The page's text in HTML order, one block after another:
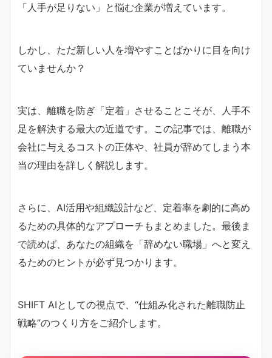
「人手が足りない」と悩む企業が増えています。
しかし、ただ新しい人を増やすことばかりに目を向け
ていませんか？
実は、離職を防ぎ「定着」させることこそが、人手不
足を解決する最大の近道です。この記事では、離職が
会社に与えるコストの正体や、社員が辞めてしまう本
当の理由を詳しく解説します。
さらに、AI活用や組織設計など、定着率を劇的に高め
るための具体的なアプローチもまとめました。最後ま
で読めば、あなたの組織を「辞めない職場」へと変え
るためのヒントが必ず見つかります。
SHIFT AIとしての視点で、“仕組み化された離職防止
戦略”のつくり方をご紹介します。